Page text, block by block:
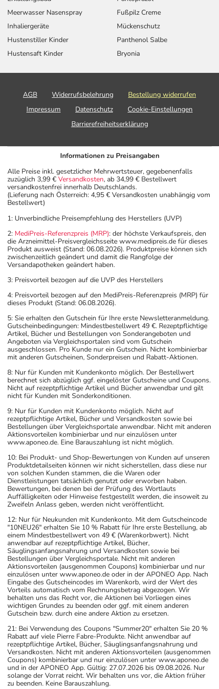
Verdacht auf eine Überdosierung umgehend mit einem
Arzt in Verbindung.
Einnahme vergessen?
Setzen Sie die Einnahme zum nächsten vorgeschriebenen
Generell gilt: Achten Sie vor allem bei Säuglingen,
Kleinkindern und älteren Menschen auf eine
gewissenhafte Dosierung. Im Zweifelsfalle fragen Sie
oder Vorsichtsmaßnahmen.
Eine vom Arzt verordnete Dosierung kann von den
Angaben der Packungsbeilage abweichen. Da der Arzt sie
individuell abstimmt, sollten Sie das Arzneimittel daher
nach seinen Anweisungen anwenden.
Aufbewahrung
Wichtige Hinweise
Was sollten Sie beachten?
- Vorsicht: Das Reaktionsvermögen kann auch bei
bestimmungsgemäßem Gebrauch beeinträchtigt sein.
Achten Sie vor allem darauf, wenn Sie am Straßenverkehr
teilnehmen oder Maschinen (auch im Haushalt) bedienen,
mit denen Sie sich verletzen können.
- Durch plötzliches Absetzen können Probleme oder
Beschwerden auftreten. Deshalb sollte die Behandlung
langsam, das heißt mit einem schrittweisen
Ausschleichen der Dosis, beendet werden. Lassen Sie
sich dazu am besten von Ihrem Arzt oder Apotheker
beraten.
- Vorsicht bei Allergie gegen Propylenglykol und ähnliche
Stoffe!
- Vorsicht bei Allergie gegen Polyethylenglykol(PEG)-
haltige Stoffe!
- Es kann Arzneimittel geben, mit denen
Wechselwirkungen auftreten. Sie sollten deswegen
generell vor der Behandlung mit einem neuen
Arzneimittel jedes andere, das Sie bereits anwenden,
dem Arzt oder Apotheker angeben. Das gilt auch für
anwenden oder deren Anwendung schon einige Zeit
zurückliegt.
Bitte verwenden Sie dieses Arzneimittel nicht mehr nach
dem auf der Packung oder der Umverpackung
angegebenen Verfallsdatum. Das Verfallsdatum bezieht
sich auf den letzten Tag des angegebenen Monats.
Meerwasser Nasenspray
Inhaliergeräte
Hustenstiller Kinder
Hustensaft Kinder
Fußpilz Creme
Mückenschutz
Panthenol Salbe
Bryonia
AGB Widerrufsbelehrung
Bestellung widerrufen
Impressum
Datenschutz
Cookie-Einstellungen
Barrierefreiheitserklärung
Informationen zu Preisangaben
Alle Preise inkl. gesetzlicher Mehrwertsteuer, gegebenenfalls
zuzüglich 3,99 € Versandkosten, ab 34,99 € Bestellwert
versandkostenfrei innerhalb Deutschlands.
(Lieferung nach Österreich: 4,95 € Versandkosten unabhängig vom
Bestellwert)
1: Unverbindliche Preisempfehlung des Herstellers (UVP)
2: MediPreis-Referenzpreis (MRP): der höchste Verkaufspreis, den
die Arzneimittel-Preisvergleichsseite www.medipreis.de für dieses
Produkt ausweist (Stand: 06.08.2026). Produktpreise können sich
zwischenzeitlich geändert und damit die Rangfolge der
Versandapotheken geändert haben.
3: Preisvorteil bezogen auf die UVP des Herstellers
4: Preisvorteil bezogen auf den MediPreis-Referenzpreis (MRP) für
dieses Produkt (Stand: 06.08.2026).
5: Sie erhalten den Gutschein für Ihre erste Newsletteranmeldung.
Gutscheinbedingungen: Mindestbestellwert 49 €. Rezeptpflichtige
Artikel, Bücher und Bestellungen von Sonderangeboten und
Angeboten via Vergleichsportalen sind vom Gutschein
ausgeschlossen. Pro Kunde nur ein Gutschein. Nicht kombinierbar
mit anderen Gutscheinen, Sonderpreisen und Rabatt-Aktionen.
8: Nur für Kunden mit Kundenkonto möglich. Der Bestellwert
berechnet sich abzüglich ggf. eingelöster Gutscheine und Coupons.
Nicht auf rezeptpflichtige Artikel und Bücher anwendbar und gilt
nicht für Kunden mit Sonderkonditionen.
9: Nur für Kunden mit Kundenkonto möglich. Nicht auf
rezeptpflichtige Artikel, Bücher und Versandkosten sowie bei
Bestellungen über Vergleichsportale anwendbar. Nicht mit anderen
Aktionsvorteilen kombinierbar und nur einzulösen unter
www.aponeo.de. Eine Barauszahlung ist nicht möglich.
10: Bei Produkt- und Shop-Bewertungen von Kunden auf unseren
Produktdetailseiten können wir nicht sicherstellen, dass diese nur
von solchen Kunden stammen, die die Waren oder
Dienstleistungen tatsächlich genutzt oder erworben haben.
Bewertungen, bei denen bei der Prüfung des Wortlauts
Auffälligkeiten oder Hinweise festgestellt werden, die insoweit zu
Zweifeln Anlass geben, werden nicht veröffentlicht.
12: Nur für Neukunden mit Kundenkonto. Mit dem Gutscheincode
"10NEU26" erhalten Sie 10 % Rabatt für Ihre erste Bestellung, ab
einem Mindestbestellwert von 49 € (Warenkorbwert). Nicht
anwendbar auf rezeptpflichtige Artikel, Bücher,
Säuglingsanfangsnahrung und Versandkosten sowie bei
Bestellungen über Vergleichsportale. Nicht mit anderen
Aktionsvorteilen (ausgenommen Coupons) kombinierbar und nur
einzulösen unter www.aponeo.de oder in der APONEO App. Nach
Eingabe des Gutscheincodes im Warenkorb, wird der Wert des
Vorteils automatisch vom Rechnungsbetrag abgezogen. Wir
behalten uns das Recht vor, die Aktionen bei Vorliegen eines
wichtigen Grundes zu beenden oder ggf. mit einem anderen
Gutschein bzw. durch eine andere Aktion zu ersetzen.
21: Bei Verwendung des Coupons "Summer20" erhalten Sie 20 %
Rabatt auf viele Pierre Fabre-Produkte. Nicht anwendbar auf
rezeptpflichtige Artikel, Bücher, Säuglingsanfangsnahrung und
Versandkosten. Nicht mit anderen Aktionsvorteilen (ausgenommen
Coupons) kombinierbar und nur einzulösen unter www.aponeo.de
und in der APONEO App. Gültig: 27.07.2026 bis 09.08.2026. Nur
solange der Vorrat reicht. Wir behalten uns vor, die Aktion früher
zu beenden. Keine Barauszahlung.